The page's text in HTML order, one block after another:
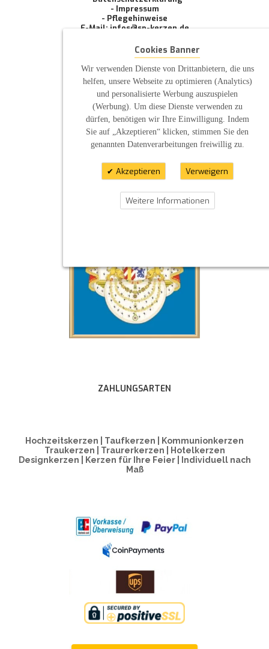
- Impressum
- Pflegehinweise
E-Mail: infos@sp-kerzen.de
ZAHLUNGSARTEN
Hochzeitskerzen | Taufkerzen | Kommunionkerzen
Traukerzen | Traurerkerzen | Hotelkerzen
Designkerzen | Kerzen für Ihre Feier | Individuell nach
Maß
Cookies Banner
Wir verwenden Dienste von Drittanbietern, die uns
helfen, unsere Webseite zu optimieren (Analytics)
und personalisierte Werbung auszuspielen
(Werbung). Um diese Dienste verwenden zu
dürfen, benötigen wir Ihre Einwilligung. Indem
Sie auf „Akzeptieren“ klicken, stimmen Sie den
genannten Datenverarbeitungen freiwillig zu.
Akzeptieren Verweigern
Weitere Informationen